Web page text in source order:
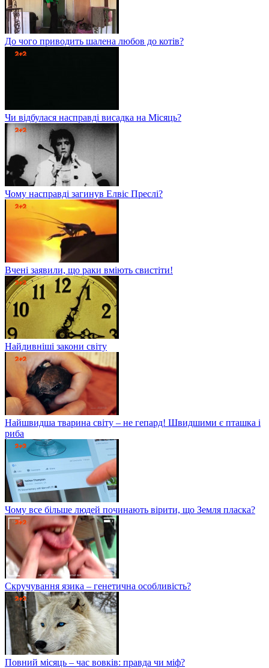
До чого приводить шалена любов до котів?
Чи відбулася насправді висадка на Місяць?
Чому насправді загинув Елвіс Преслі?
Вчені заявили, що раки вміють свистіти!
Найдивніші закони світу
Найшвидша тварина світу – не гепард! Швидшими є пташка і
риба
Чому все більше людей починають вірити, що Земля пласка?
Скручування язика – генетична особливість?
Повний місяць – час вовків: правда чи міф?